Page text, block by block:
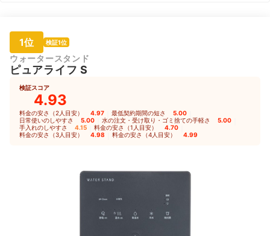
1位 検証1位
ウォータースタンド
ピュアライフ S
検証スコア
4.93
料金の安さ（2人目安） 4.97 最低契約期間の短さ 5.00
日常使いのしやすさ 5.00 水の注文・受け取り・ゴミ捨ての手軽さ 5.00
手入れのしやすさ 4.15 料金の安さ（1人目安） 4.70
料金の安さ（3人目安） 4.98 料金の安さ（4人目安） 4.99